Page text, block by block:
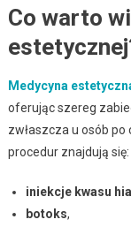
Co warto
Medycyna
oferując szereg
zwłaszcza u osób
procedur znajdują się:
iniekcje kwasu
botoks,